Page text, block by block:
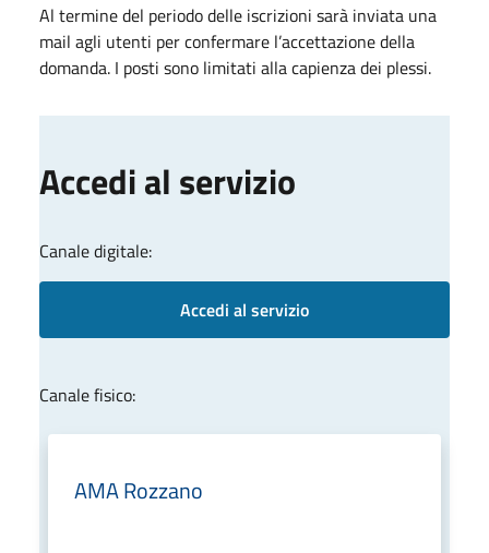
Al termine del periodo delle iscrizioni sarà inviata una
mail agli utenti per confermare l’accettazione della
domanda. I posti sono limitati alla capienza dei plessi.
Accedi al servizio
Canale digitale:
Accedi al servizio
Canale fisico:
AMA Rozzano